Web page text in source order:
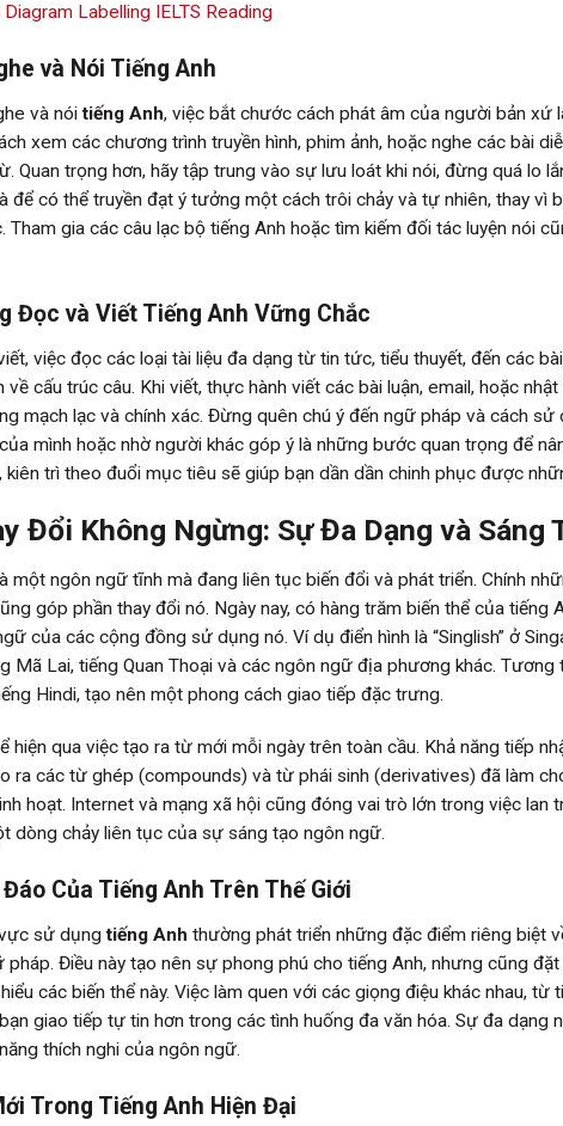
Labelling IELTS Reading
và Nói Tiếng Anh
và nóitiếng Anh, việc bắt chước cách phát âm của người bản xứ
xem các chương trình truyền hình, phim ảnh, hoặc nghe các bài
Quan trọng hơn, hãy tập trung vào sự lưu loát khi nói, đừng quá lo
để có thể truyền đạt ý tưởng một cách trôi chảy và tự nhiên, thay vì
Tham gia các câu lạc bộ tiếng Anh hoặc tìm kiếm đối tác luyện nói
Đọc và Viết Tiếng Anh Vững Chắc
việc đọc các loại tài liệu đa dạng từ tin tức, tiểu thuyết, đến các
cấu trúc câu. Khi viết, thực hành viết các bài luận, email, hoặc
mạch lạc và chính xác. Đừng quên chú ý đến ngữ pháp và cách
mình hoặc nhờ người khác góp ý là những bước quan trọng để
trì theo đuổi mục tiêu sẽ giúp bạn dần dần chinh phục được
Đổi Không Ngừng: Sự Đa Dạng và Sáng
một ngôn ngữ tĩnh mà đang liên tục biến đổi và phát triển. Chính
góp phần thay đổi nó. Ngày nay, có hàng trăm biến thể của tiếng
của các cộng đồng sử dụng nó. Ví dụ điển hình là “Singlish” ở
Mã Lai, tiếng Quan Thoại và các ngôn ngữ địa phương khác. Tương
Hindi, tạo nên một phong cách giao tiếp đặc trưng.
hiện qua việc tạo ra từ mới mỗi ngày trên toàn cầu. Khả năng tiếp
ra các từ ghép (compounds) và từ phái sinh (derivatives) đã làm
hoạt. Internet và mạng xã hội cũng đóng vai trò lớn trong việc lan
dòng chảy liên tục của sự sáng tạo ngôn ngữ.
Của Tiếng Anh Trên Thế Giới
sử dụngtiếng Anh thường phát triển những đặc điểm riêng biệt
pháp. Điều này tạo nên sự phong phú cho tiếng Anh, nhưng cũng
các biến thể này. Việc làm quen với các giọng điệu khác nhau, từ
giao tiếp tự tin hơn trong các tình huống đa văn hóa. Sự đa dạng
thích nghi của ngôn ngữ.
Trong Tiếng Anh Hiện Đại